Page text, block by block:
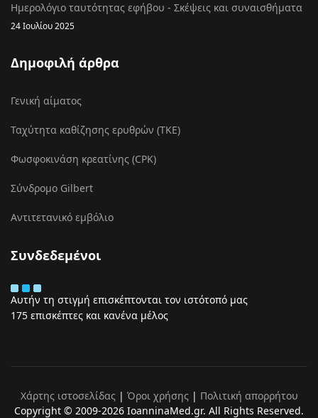
Ημερολόγιο ταυτότητας εφήβου - Σκέψεις και συναισθήματα
24 Ιουλίου 2025
Δημοφιλή άρθρα
Γενική αίματος
Ταχύτητα καθίζησης ερυθρών (ΤΚΕ)
Φωσφοκινάση κρεατίνης (CPK)
Σύνδρομο Gilbert
Αντιτετανικό εμβόλιο
Συνδεδεμένοι
Αυτήν τη στιγμή επισκέπτονται τον ιστότοπό μας
175 επισκέπτες και κανένα μέλος
Χάρτης ιστοσελίδας| Όροι χρήσης| Πολιτική απορρήτου
Copyright © 2009-2026 IoanninaMed.gr. All Rights Reserved.